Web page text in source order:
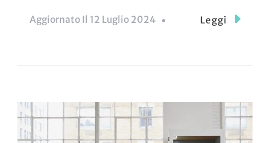
Aggiornato Il 12 Luglio 2024 Leggi